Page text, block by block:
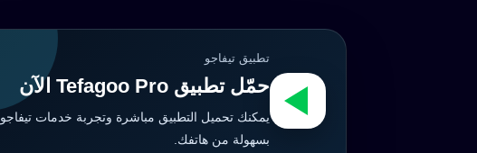
تطبيق تيفاجو
حمّل تطبيق Tefagoo Pro الآن
يمكنك تحميل التطبيق مباشرة وتجربة خدمات تيفاجو
بسهولة من هاتفك.